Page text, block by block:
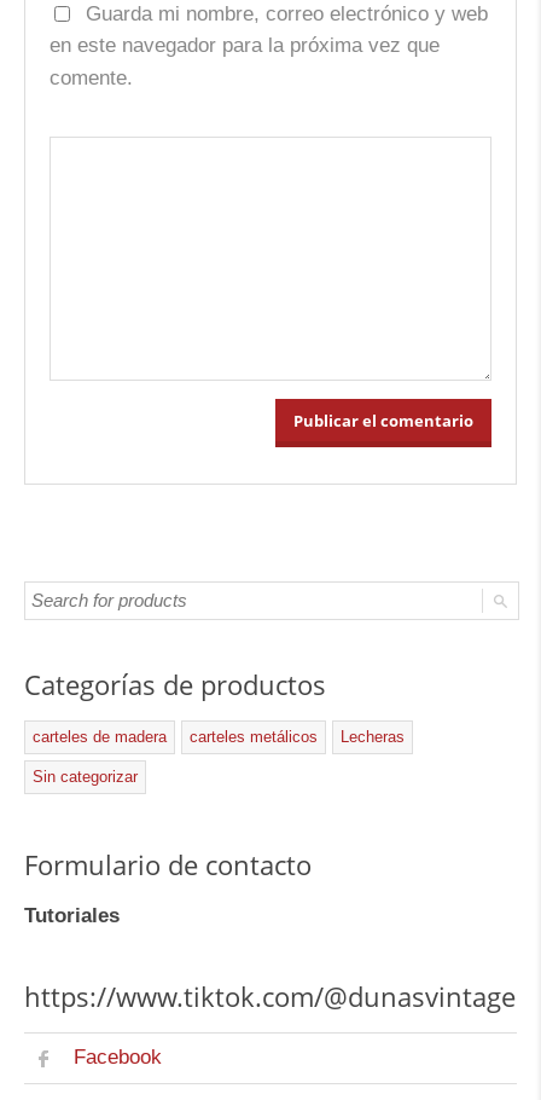
Guarda mi nombre, correo electrónico y web
en este navegador para la próxima vez que
comente.
Categorías de productos
carteles de madera carteles metálicos Lecheras
Sin categorizar
Formulario de contacto
Tutoriales
https://www.tiktok.com/@dunasvintage
Facebook